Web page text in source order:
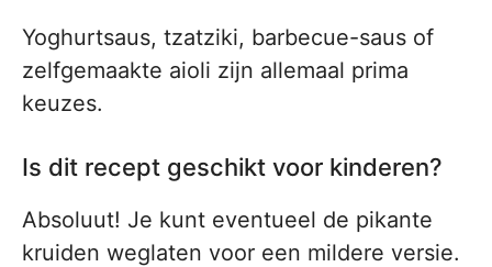
Yoghurtsaus, tzatziki, barbecue-saus of
zelfgemaakte aioli zijn allemaal prima
keuzes.
Is dit recept geschikt voor kinderen?
Absoluut! Je kunt eventueel de pikante
kruiden weglaten voor een mildere versie.